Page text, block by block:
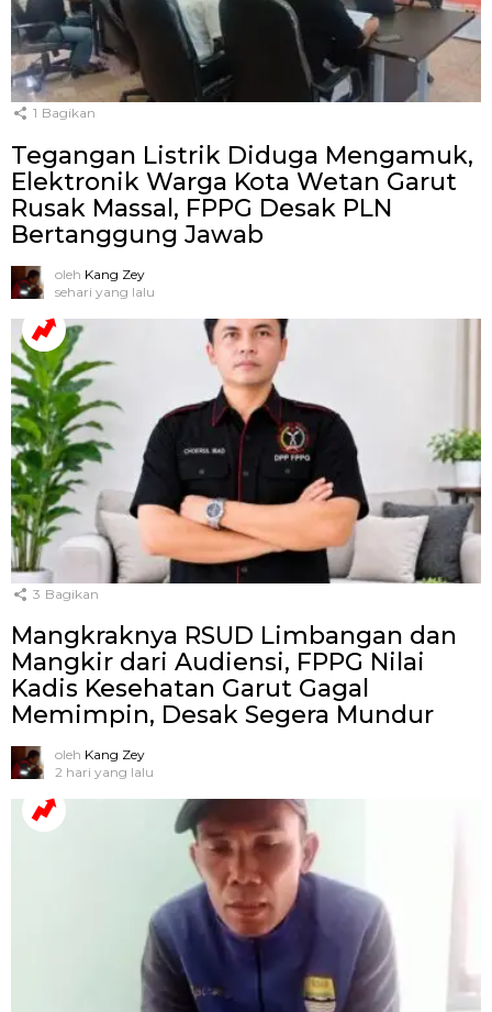
1 Bagikan
Tegangan Listrik Diduga Mengamuk,
Elektronik Warga Kota Wetan Garut
Rusak Massal, FPPG Desak PLN
Bertanggung Jawab
oleh Kang Zey
sehari yang lalu
3 Bagikan
Mangkraknya RSUD Limbangan dan
Mangkir dari Audiensi, FPPG Nilai
Kadis Kesehatan Garut Gagal
Memimpin, Desak Segera Mundur
oleh Kang Zey
2 hari yang lalu